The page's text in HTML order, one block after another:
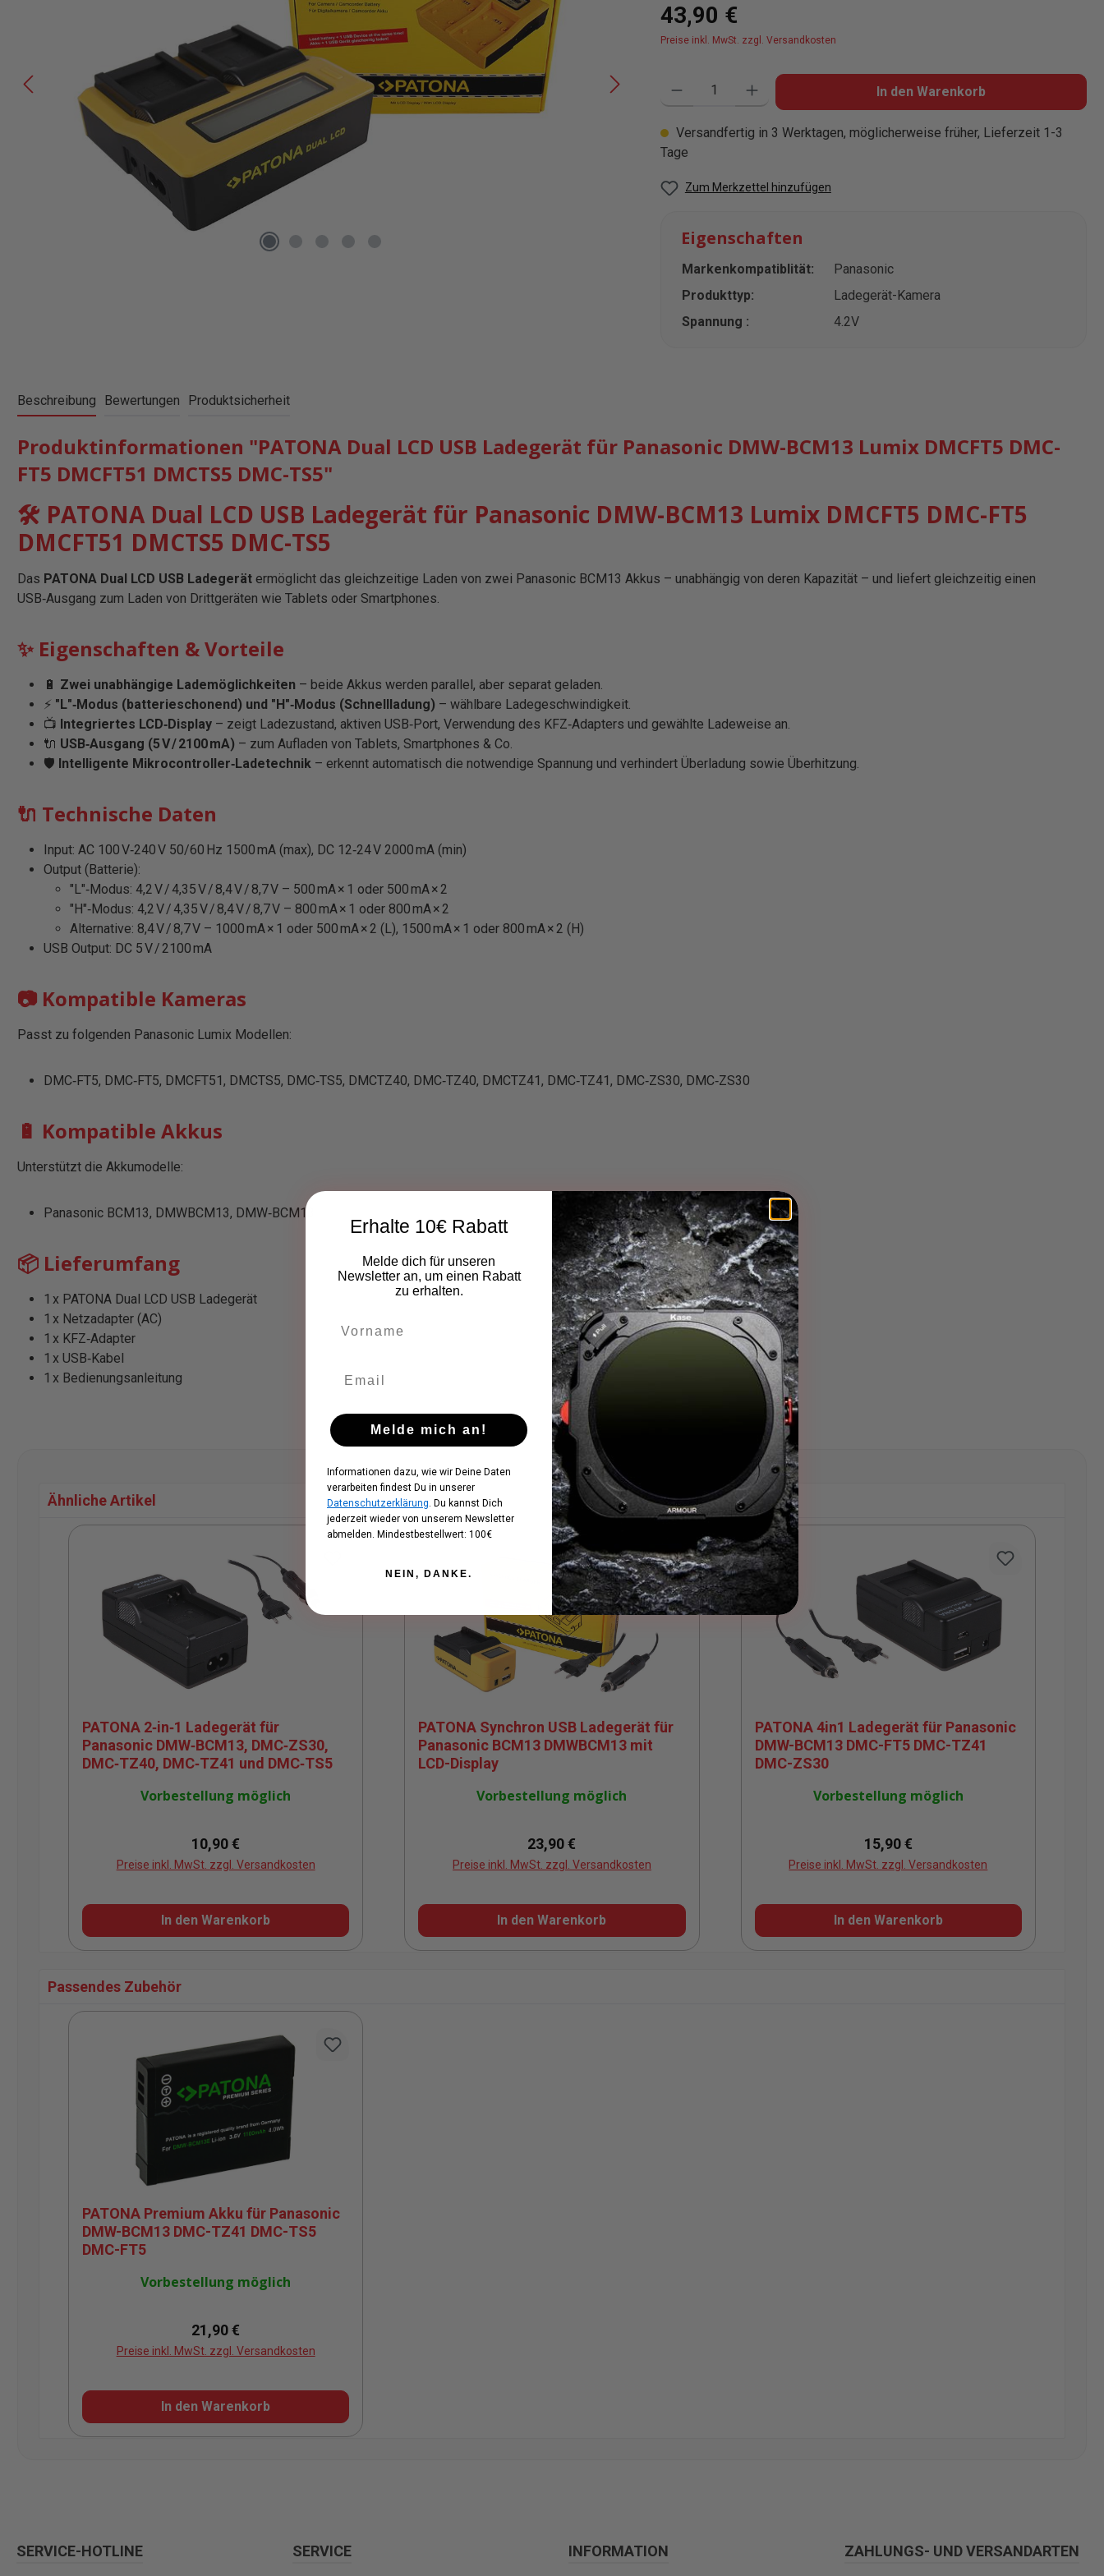
Regulärer Preis:
43,90 €
Preise inkl. MwSt. zzgl. Versandkosten
Produkt Anzahl: Gib den gewünschten Wert ein oder benutze die Schaltflächen um
In den Warenkorb
Versandfertig in 3 Werktagen, möglicherweise früher, Lieferzeit 1-3
Tage
Zum Merkzettel hinzufügen
Eigenschaften
Markenkompatiblität:
Panasonic
Produkttyp:
Ladegerät-Kamera
Spannung :
4.2V
Beschreibung Bewertungen Produktsicherheit
Produktinformationen "PATONA Dual LCD USB Ladegerät für Panasonic DMW-BCM13 Lumix DMCFT5 DMC-
FT5 DMCFT51 DMCTS5 DMC-TS5"
🛠️ PATONA Dual LCD USB Ladegerät für Panasonic DMW-BCM13 Lumix DMCFT5 DMC-FT5
DMCFT51 DMCTS5 DMC-TS5
Das PATONA Dual LCD USB Ladegerät ermöglicht das gleichzeitige Laden von zwei Panasonic BCM13 Akkus – unabhängig von deren Kapazität – und liefert gleichzeitig einen
USB‑Ausgang zum Laden von Drittgeräten wie Tablets oder Smartphones.
✨ Eigenschaften & Vorteile
🔋 Zwei unabhängige Lademöglichkeiten – beide Akkus werden parallel, aber separat geladen.
⚡ "L"‑Modus (batterieschonend) und "H"‑Modus (Schnellladung) – wählbare Ladegeschwindigkeit.
📺 Integriertes LCD‑Display – zeigt Ladezustand, aktiven USB‑Port, Verwendung des KFZ‑Adapters und gewählte Ladeweise an.
🔌 USB‑Ausgang (5 V / 2100 mA) – zum Aufladen von Tablets, Smartphones & Co.
🛡️ Intelligente Mikrocontroller‑Ladetechnik – erkennt automatisch die notwendige Spannung und verhindert Überladung sowie Überhitzung.
🔌 Technische Daten
Input: AC 100 V‑240 V 50/60 Hz 1500 mA (max), DC 12‑24 V 2000 mA (min)
Output (Batterie):
"L"‑Modus: 4,2 V / 4,35 V / 8,4 V / 8,7 V – 500 mA × 1 oder 500 mA × 2
"H"‑Modus: 4,2 V / 4,35 V / 8,4 V / 8,7 V – 800 mA × 1 oder 800 mA × 2
Alternative: 8,4 V / 8,7 V – 1000 mA × 1 oder 500 mA × 2 (L), 1500 mA × 1 oder 800 mA × 2 (H)
USB Output: DC 5 V / 2100 mA
📷 Kompatible Kameras
Passt zu folgenden Panasonic Lumix Modellen:
DMC‑FT5, DMC‑FT5, DMCFT51, DMCTS5, DMC‑TS5, DMCTZ40, DMC‑TZ40, DMCTZ41, DMC‑TZ41, DMC‑ZS30, DMC‑ZS30
🔋 Kompatible Akkus
Unterstützt die Akkumodelle:
Panasonic BCM13, DMWBCM13, DMW‑BCM13
📦 Lieferumfang
1 x PATONA Dual LCD USB Ladegerät
1 x Netzadapter (AC)
1 x KFZ‑Adapter
1 x USB‑Kabel
1 x Bedienungsanleitung
Ähnliche Artikel
Produktgalerie überspringen
PATONA 2‑in‑1 Ladegerät für
Panasonic DMW‑BCM13, DMC‑ZS30,
DMC‑TZ40, DMC‑TZ41 und DMC‑TS5
Vorbestellung möglich
Regulärer Preis:
10,90 €
Preise inkl. MwSt. zzgl. Versandkosten
In den Warenkorb
PATONA Synchron USB Ladegerät für
Panasonic BCM13 DMWBCM13 mit
LCD-Display
Vorbestellung möglich
Regulärer Preis:
23,90 €
Preise inkl. MwSt. zzgl. Versandkosten
In den Warenkorb
PATONA 4in1 Ladegerät für Panasonic
DMW-BCM13 DMC-FT5 DMC-TZ41
DMC-ZS30
Vorbestellung möglich
Regulärer Preis:
15,90 €
Preise inkl. MwSt. zzgl. Versandkosten
In den Warenkorb
Passendes Zubehör
Produktgalerie überspringen
PATONA Premium Akku für Panasonic
DMW-BCM13 DMC-TZ41 DMC-TS5
DMC-FT5
Vorbestellung möglich
Regulärer Preis:
21,90 €
Preise inkl. MwSt. zzgl. Versandkosten
In den Warenkorb
SERVICE-HOTLINE SERVICE INFORMATION ZAHLUNGS- UND VERSANDARTEN
Erhalte 10€ Rabatt
Melde dich für unseren
Newsletter an, um einen Rabatt
zu erhalten.
Melde mich an!
Informationen dazu, wie wir Deine Daten
verarbeiten findest Du in unserer
Datenschutzerklärung . Du kannst Dich
jederzeit wieder von unserem Newsletter
abmelden. Mindestbestellwert: 100€
NEIN, DANKE.